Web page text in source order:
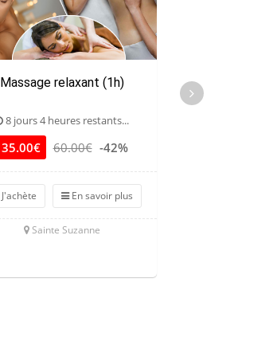
Massage relaxant (1h)
8 jours 4 heures restants...
35.00€ 60.00€ -42%
J'achète En savoir plus
Sainte Suzanne